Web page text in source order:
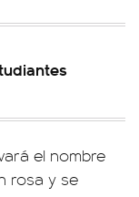
el nombre
rosa y se